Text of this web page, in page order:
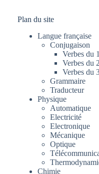
Plan du site
Langue française
Conjugaison
Verbes du
Verbes du
Verbes du
Grammaire
Traducteur
Physique
Automatique
Electricité
Electronique
Mécanique
Optique
Chimie